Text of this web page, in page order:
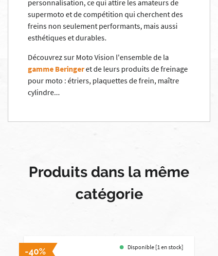
personnalisation, ce qui attire les amateurs de
supermoto et de compétition qui cherchent des
freins non seulement performants, mais aussi
esthétiques et durables.
Découvrez sur Moto Vision l'ensemble de la
gamme Beringeret de leurs produits de freinage
pour moto : étriers, plaquettes de frein, maître
cylindre...
Produits dans la même
catégorie
-40% Disponible [1 en stock]